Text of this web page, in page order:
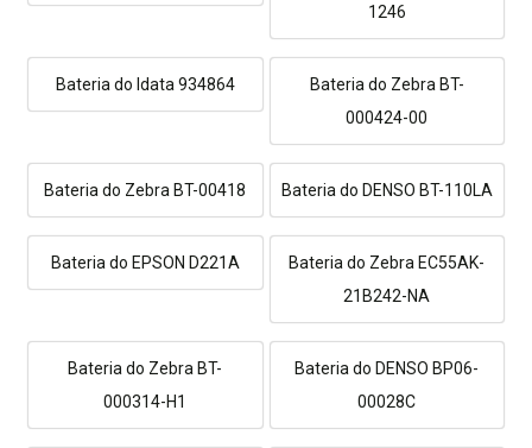
1246
Bateria do Idata 934864
Bateria do Zebra BT-
000424-00
Bateria do Zebra BT-00418 Bateria do DENSO BT-110LA
Bateria do EPSON D221A
Bateria do Zebra EC55AK-
21B242-NA
Bateria do Zebra BT-
000314-H1
Bateria do DENSO BP06-
00028C